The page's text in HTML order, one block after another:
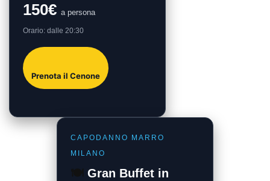
150€ a persona
Orario: dalle 20:30
Prenota il Cenone
CAPODANNO MARRO
MILANO
Gran Buffet in